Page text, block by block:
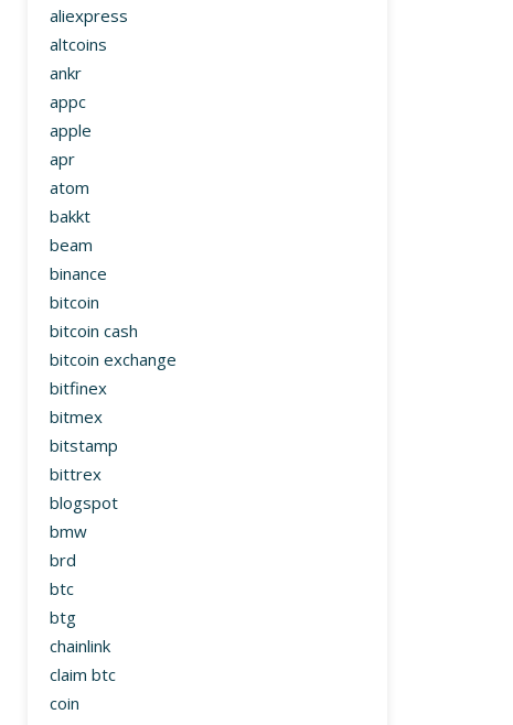
aliexpress
altcoins
ankr
appc
apple
apr
atom
bakkt
beam
binance
bitcoin
bitcoin cash
bitcoin exchange
bitfinex
bitmex
bitstamp
bittrex
blogspot
bmw
brd
btc
btg
chainlink
claim btc
coin